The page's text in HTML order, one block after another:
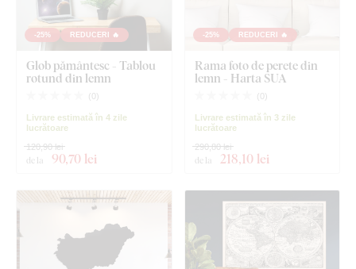
-25% REDUCERI 🔥
Glob pământesc - Tablou
rotund din lemn
( 0)
Livrare estimată în 4 zile
lucrătoare
de la 90,70 lei
120,90 lei
-25% REDUCERI 🔥
Rama foto de perete din
lemn - Harta SUA
( 0)
Livrare estimată în 3 zile
lucrătoare
de la 218,10 lei
290,80 lei